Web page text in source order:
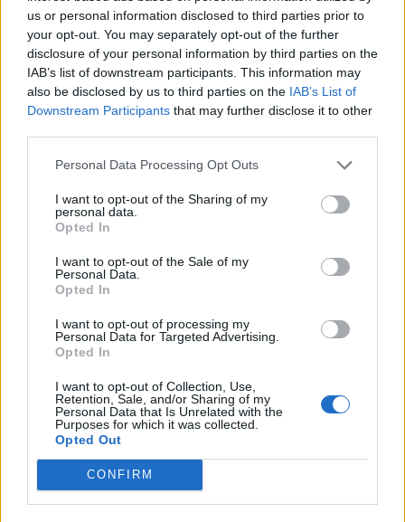
us or personal information disclosed to third parties prior to
your opt-out. You may separately opt-out of the further
disclosure of your personal information by third parties on the
IAB’s list of downstream participants. This information may
also be disclosed by us to third parties on the IAB’s List of
Downstream Participants that may further disclose it to other
Personal Data Processing Opt Outs
I want to opt-out of the Sharing of my
personal data.
Opted In
I want to opt-out of the Sale of my
Personal Data.
Opted In
I want to opt-out of processing my
Personal Data for Targeted Advertising.
Opted In
I want to opt-out of Collection, Use,
Retention, Sale, and/or Sharing of my
Personal Data that Is Unrelated with the
Purposes for which it was collected.
Opted Out
CONFIRM
για την ενίσχυση της βιοασφάλειας
07/08/2026 - 17:02 ΟΙΚΟΝΟΜΙΑ
Deloitte Ελλάδος: Χρηματοοικονομικός σύμβουλος
της ΔΕΗ για την είσοδο στην πολωνική αγορά
ενέργειας
Στρατηγική επένδυση του EFA GROUP στη Fractal
τεχνολογιών
07/08/2026 - 16:11
Συνάλλαγμα: Το ευρώ ενισχύεται 0,08%, στα
1,1534 δολάρια
Χρηματιστήριο: Στις 2.623,19 μονάδες ο Γενικός
Δείκτης Τιμών, με άνοδο 0,57%
07/08/2026 - 15:21 ΟΙΚΟΝΟΜΙΑ
Νέο κύμα καύσωνα στην Ευρώπη – Θερμοκρασίες
άνω των 40°C σε Ιταλία, Ισπανία και Βαλκάνια
07/08/2026 - 14:58 ΚΟΣΜΟΣ
Fourlis: Συμφωνία για την πώληση συμμετοχής στο